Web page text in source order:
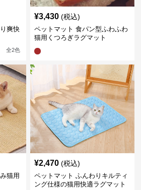
爽快
全2色
¥3,430 (税込)
ペットマット 食パン型ふわふわ
猫用くつろぎラグマット
猫用
¥2,470 (税込)
ペットマット ふんわりキルティ
ング仕様の猫用快適ラグマット